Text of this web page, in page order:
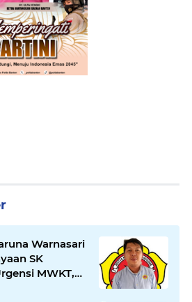
Warnasari
SK
MWKT,